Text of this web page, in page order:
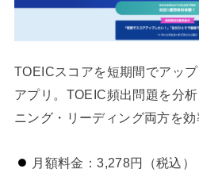
TOEICスコアを短期間でアッ
アプリ。TOEIC頻出問題を分
ニング・リーディング両方を効
月額料金：3,278円（税込）